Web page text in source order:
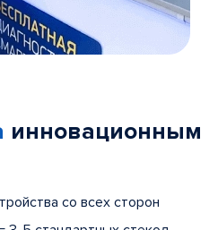
инновационным
со всех сторон